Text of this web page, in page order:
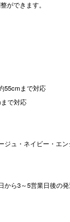
ができます。
55cmまで対応
で対応
ュ・ネイビー・エン
ら3～5営業日後の発